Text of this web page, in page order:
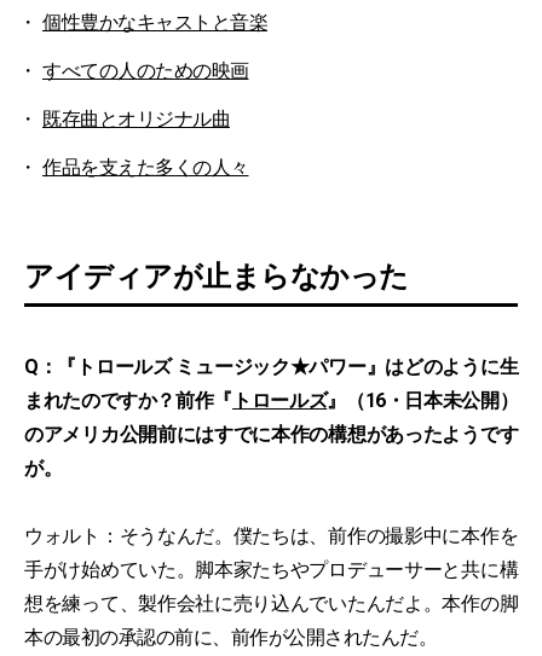
個性豊かなキャストと音楽
すべての人のための映画
既存曲とオリジナル曲
作品を支えた多くの人々
アイディアが止まらなかった
Q：『トロールズ ミュージック★パワー』はどのように生
まれたのですか？前作『 トロールズ』（16・日本未公開）
のアメリカ公開前にはすでに本作の構想があったようです
が。
ウォルト：そうなんだ。僕たちは、前作の撮影中に本作を
手がけ始めていた。脚本家たちやプロデューサーと共に構
想を練って、製作会社に売り込んでいたんだよ。本作の脚
本の最初の承認の前に、前作が公開されたんだ。